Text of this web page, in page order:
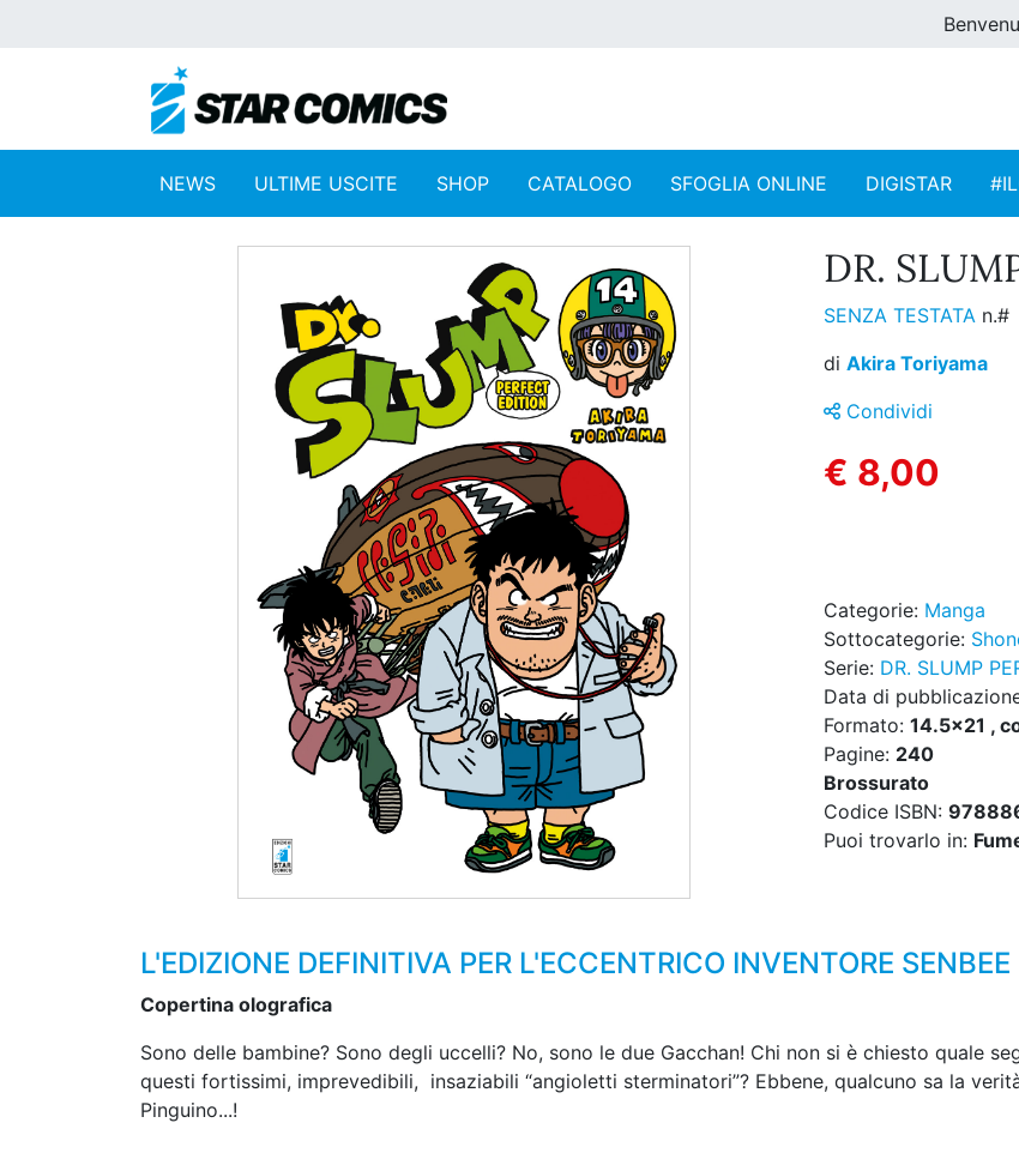
NEWS ULTIME USCITE SHOP CATALOGO SFOGLIA ONLINE DIGISTAR
DR.
SENZA TESTATA n.#
di Akira Toriyama
Condividi
€ 8,00
Categorie: Manga
Sottocategorie:
Serie: DR. SLUMP
Data di
Formato: 14.5x21 ,
Pagine: 240
Brossurato
Codice ISBN:
Puoi trovarlo in:
L'EDIZIONE DEFINITIVA PER L'ECCENTRICO INVENTORE
Copertina olografica
Sono delle bambine? Sono degli uccelli? No, sono le due Gacchan! Chi non si è chiesto quale
questi fortissimi, imprevedibili, insaziabili “angioletti sterminatori”? Ebbene, qualcuno sa la
Pinguino...!